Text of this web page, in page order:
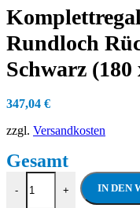
Rundloch
Schwarz (180
347,04 €
zzgl. Versandkosten
- + IN DEN